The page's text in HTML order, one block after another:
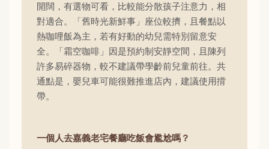
開闊，有選物可看，比較能分散孩子注意力，相
對適合。「舊時光新鮮事」座位較擠，且餐點以
熱咖哩飯為主，若有好動的幼兒需特別留意安
全。「霜空咖啡」因是預約制安靜空間，且陳列
許多易碎器物，較不建議帶學齡前兒童前往。共
通點是，嬰兒車可能很難推進店內，建議使用揹
帶。
一個人去嘉義老宅餐廳吃飯會尷尬嗎？